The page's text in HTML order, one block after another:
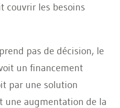
couvrir les besoins
pas de décision, le
un financement
par une solution
une augmentation de la